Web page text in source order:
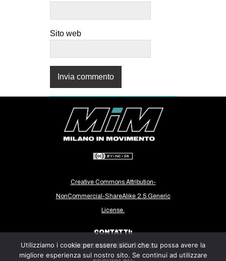
Sito web
Creative Commons Attribution-
NonCommercial-ShareAlike 2.5 Generic
License.
CONTATTI:
milanoinmovimento@gmail.com
Utilizziamo i cookie per essere sicuri che tu possa avere la
migliore esperienza sul nostro sito. Se continui ad utilizzare